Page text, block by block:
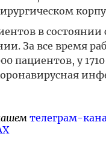
в состоянии
За все время
пациентов, у
телеграм-